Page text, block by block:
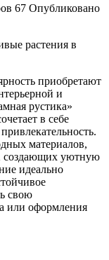
67 Опубликовано
растения в
приобретают
и
рустика»
в себе
материалов,
создающих уютную
идеально
свою
или оформления